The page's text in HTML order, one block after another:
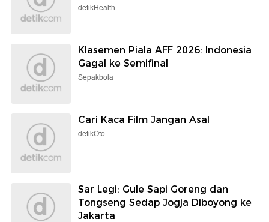
detikHealth
Klasemen Piala AFF 2026: Indonesia
Gagal ke Semifinal
Sepakbola
Cari Kaca Film Jangan Asal
detikOto
Sar Legi: Gule Sapi Goreng dan
Tongseng Sedap Jogja Diboyong ke
Jakarta